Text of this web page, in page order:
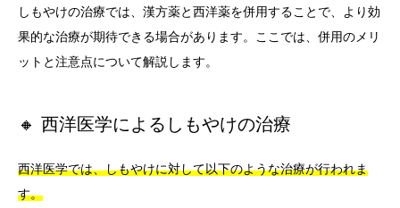
しもやけの治療では、漢方薬と西洋薬を併用することで、より効
果的な治療が期待できる場合があります。ここでは、併用のメリ
ットと注意点について解説します。
🔸 西洋医学によるしもやけの治療
西洋医学では、しもやけに対して以下のような治療が行われま
す。